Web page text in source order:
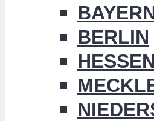
BERLIN
HESSEN